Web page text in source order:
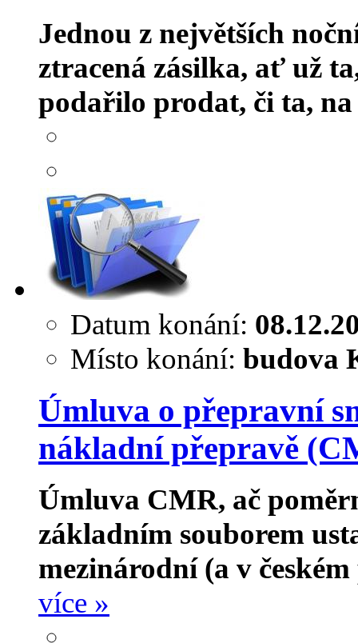
Jednou z největších
ztracená zásilka, ať už
podařilo prodat, či ta,
Datum konání:
Místo konání: budova
Úmluva o přepravní
nákladní přepravě
Úmluva CMR, ač
základním souborem
mezinárodní (a v
více »